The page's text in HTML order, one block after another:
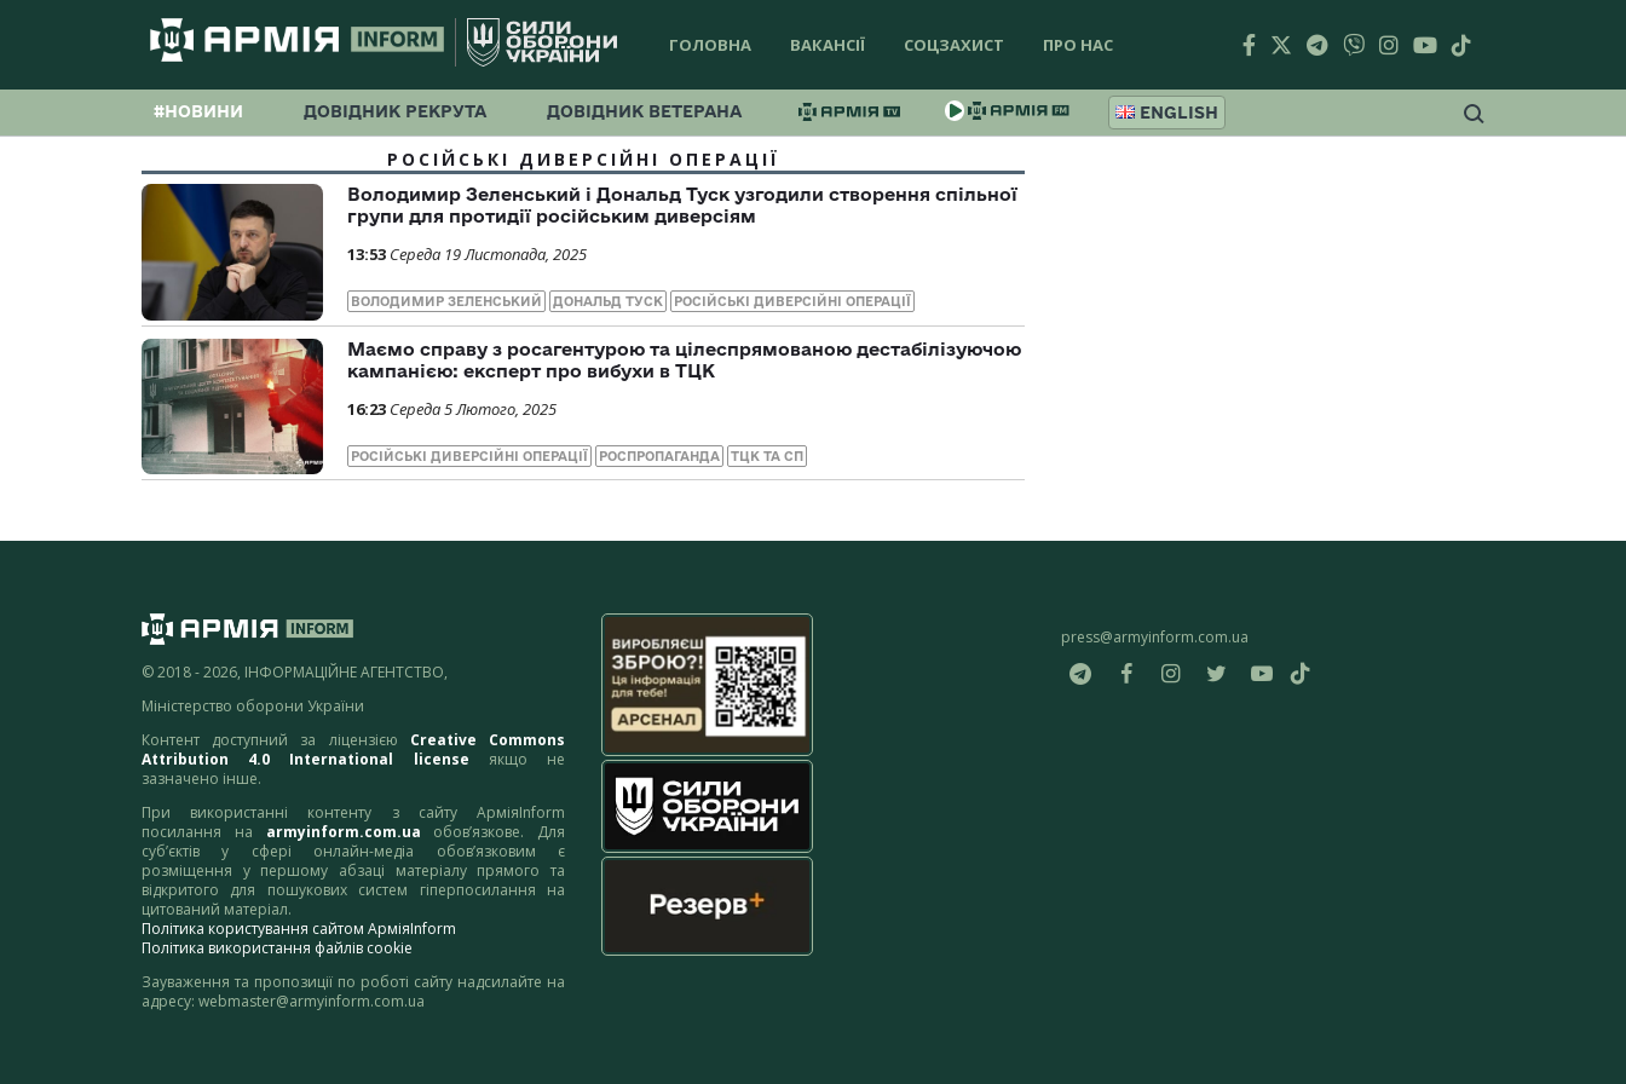
ГОЛОВНА ВАКАНСІЇ СОЦЗАХИСТ ПРО НАС
#НОВИНИ ДОВІДНИК РЕКРУТА ДОВІДНИК ВЕТЕРАНА ENGLISH
РОСІЙСЬКІ ДИВЕРСІЙНІ ОПЕРАЦІЇ
Володимир Зеленський і Дональд Туск узгодили створення спільної
групи для протидії російським диверсіям
13:53 Середа 19 Листопада, 2025
ВОЛОДИМИР ЗЕЛЕНСЬКИЙ ДОНАЛЬД ТУСК РОСІЙСЬКІ ДИВЕРСІЙНІ ОПЕРАЦІЇ
Маємо справу з росагентурою та цілеспрямованою дестабілізуючою
кампанією: експерт про вибухи в ТЦК
16:23 Середа 5 Лютого, 2025
РОСІЙСЬКІ ДИВЕРСІЙНІ ОПЕРАЦІЇ РОСПРОПАГАНДА ТЦК ТА СП
© 2018 - 2026, ІНФОРМАЦІЙНЕ АГЕНТСТВО,
Міністерство оборони України
Контент доступний за ліцензією Creative Commons
Attribution 4.0 International license якщо не
зазначено інше.
При використанні контенту з сайту АрміяInform
посилання на armyinform.com.ua обов’язкове. Для
суб’єктів у сфері онлайн-медіа обов’язковим є
розміщення у першому абзаці матеріалу прямого та
відкритого для пошукових систем гіперпосилання на
цитований матеріал.
Політика користування сайтом АрміяInform
Політика використання файлів cookie
Зауваження та пропозиції по роботі сайту надсилайте на
адресу: webmaster@armyinform.com.ua
press@armyinform.com.ua